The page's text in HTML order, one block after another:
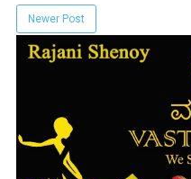
Newer Post